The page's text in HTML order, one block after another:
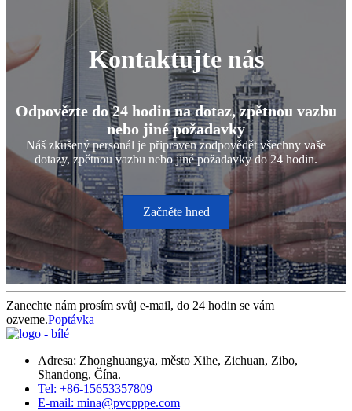
Kontaktujte nás
Odpovězte do 24 hodin na dotaz, zpětnou vazbu
nebo jiné požadavky
Náš zkušený personál je připraven zodpovědět všechny vaše
dotazy, zpětnou vazbu nebo jiné požadavky do 24 hodin.
Začněte hned
Zanechte nám prosím svůj e-mail, do 24 hodin se vám
ozveme.Poptávka
Adresa: Zhonghuangya, město Xihe, Zichuan, Zibo,
Shandong, Čína.
Tel: +86-15653357809
E-mail: mina@pvcpppe.com